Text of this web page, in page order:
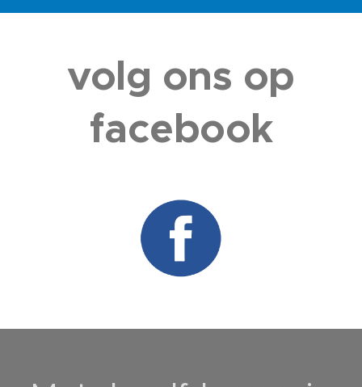
volg ons op
facebook